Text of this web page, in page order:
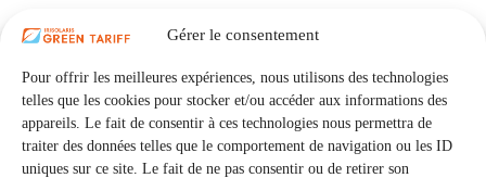
Gérer le consentement
Pour offrir les meilleures expériences, nous utilisons des technologies
telles que les cookies pour stocker et/ou accéder aux informations des
appareils. Le fait de consentir à ces technologies nous permettra de
traiter des données telles que le comportement de navigation ou les ID
uniques sur ce site. Le fait de ne pas consentir ou de retirer son